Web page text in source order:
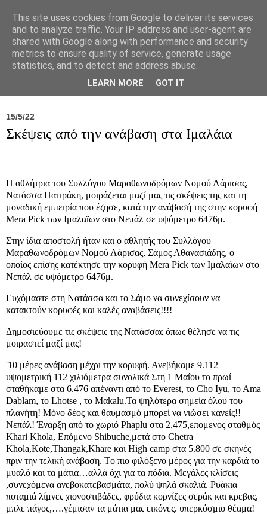
Σύλλογος Ιπποκράτειος
15/5/22
Σκέψεις από την ανάβαση στα Ιμαλάια
Η αθλήτρια του Συλλόγου Μαραθωνοδρόμων Νομού Λάρισας,
Νατάσσα Πατιράκη, μοιράζεται μαζί μας τις σκέψεις της και τη
μοναδική εμπειρία που έζησε, κατά την ανάβασή της στην κορυφή
Mera Pick των Ιμαλαϊων στο Νεπάλ σε υψόμετρο 6476μ.
Στην ίδια αποστολή ήταν και ο αθλητής του Συλλόγου
Μαραθωνοδρόμων Νομού Λάρισας, Σάμος Αθανασιάδης, ο
οποίος επίσης κατέκτησε την κορυφή Mera Pick των Ιμαλαϊων στο
Νεπάλ σε υψόμετρο 6476μ.
Ευχόμαστε στη Νατάσσα και το Σάμο να συνεχίσουν να
κατακτούν κορυφές και καλές αναβάσεις!!!!
Δημοσιεύουμε τις σκέψεις της Νατάσσας όπως θέλησε να τις
μοιραστεί μαζί μας!
'10 μέρες ανάβαση μέχρι την κορυφή. Ανεβήκαμε 9.112
υψομετρική 112 χιλιόμετρα συνολικά Στη 1 Μαΐου το πρωί
σταθήκαμε στα 6.476 απέναντι από το Everest, το Cho Iyu, το Αma
Dablam, το Lhotse , το Μαkalu.Τα ψηλότερα σημεία όλου του
πλανήτη! Μόνο δέος και θαυμασμό μπορεί να νιώσει κανείς!!
Νεπάλ! Έναρξη από το χωριό Phaplu στα 2,475,επομενος σταθμός
Khari Khola, Επόμενο Shibuche,μετά στο Chetra
Khola,Kote,Thangak,Khare και High camp στα 5.800 σε σκηνές
πριν την τελική ανάβαση. Tο πιο φιλόξενο μέρος για την καρδιά το
μυαλό και τα μάτια…αλλά όχι για τα πόδια. Μεγάλες κλίσεις
,συνεχόμενα ανεβοκατεβασμάτα, πολύ ψηλά σκαλιά. Ρυάκια
ποταμιά λίμνες χιονοστιβάδες, φρύδια κορνίζες σεράκ και κρεβας,
μπλε πάγος,….γέμισαν τα μάτια μας εικόνες. υπερκόσμιο θέαμα!
This site uses cookies from Google to deliver its services
and to analyze traffic. Your IP address and user-agent are
shared with Google along with performance and security
metrics to ensure quality of service, generate usage
statistics, and to detect and address abuse.
LEARN MORE GOT IT